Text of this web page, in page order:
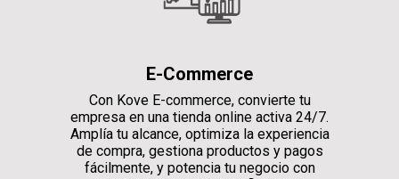
E-Commerce
Con Kove E-commerce, convierte tu
empresa en una tienda online activa 24/7.
Amplía tu alcance, optimiza la experiencia
de compra, gestiona productos y pagos
fácilmente, y potencia tu negocio con